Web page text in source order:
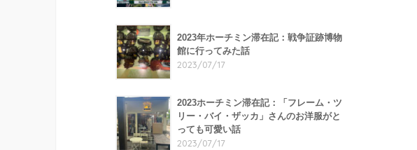
2023年ホーチミン滞在記：戦争証跡博物
館に行ってみた話
2023/07/17
2023ホーチミン滞在記：「フレーム・ツ
リー・バイ・ザッカ」さんのお洋服がと
っても可愛い話
2023/07/17